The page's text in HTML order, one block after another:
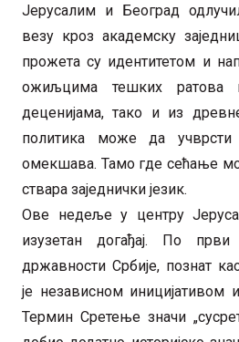
Јерусалим и Београд
везу кроз академску
прожета су идентитетом и
ожиљцима тешких ратова
деценијама, тако и из
политика може да
омекшава. Тамо где сећање
ствара заједнички језик.
Ове недеље у центру
изузетан догађај. По
државности Србије, познат
је независном иницијативом
Термин Сретење значи